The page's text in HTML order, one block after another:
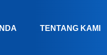
TENTANG KAMI